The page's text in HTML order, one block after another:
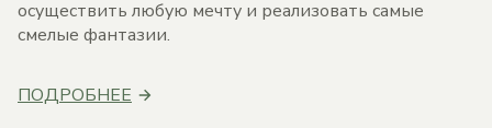
осуществить любую мечту и реализовать самые
смелые фантазии.
ПОДРОБНЕЕ